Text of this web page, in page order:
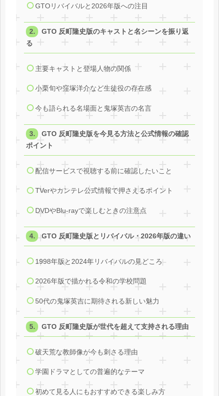
GTOリバイバルと2026年版への注目
GTO 反町隆史版のキャストと名シーンを振り返
る
主要キャストと登場人物の関係
小栗旬や窪塚洋介など生徒役の存在感
今も語られる名場面と鬼塚英吉の名言
GTO 反町隆史版を今見る方法と公式情報の確認
ポイント
配信サービスで視聴する前に確認したいこと
TVerやカンテレ公式情報で押さえるポイント
DVDやBlu-rayで楽しむときの注意点
GTO 反町隆史版とリバイバル・2026年版の違い
1998年版と2024年リバイバルの見どころ
2026年版で描かれる令和の学校問題
50代の鬼塚英吉に期待される新しい魅力
GTO 反町隆史版が世代を超えて支持される理由
破天荒な教師像が今も刺さる理由
学園ドラマとしての普遍的なテーマ
初めて見る人にもおすすめできる楽しみ方